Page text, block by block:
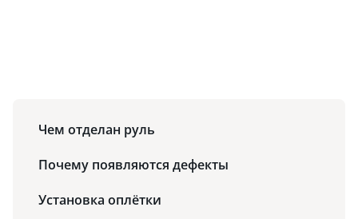
Чем отделан руль
Почему появляются дефекты
Установка оплётки